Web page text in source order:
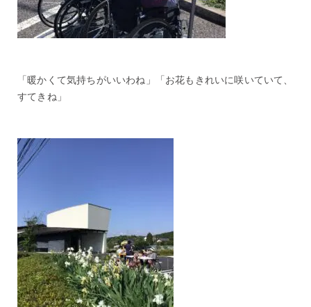
「暖かくて気持ちがいいわね」「お花もきれいに咲いていて、
すてきね」